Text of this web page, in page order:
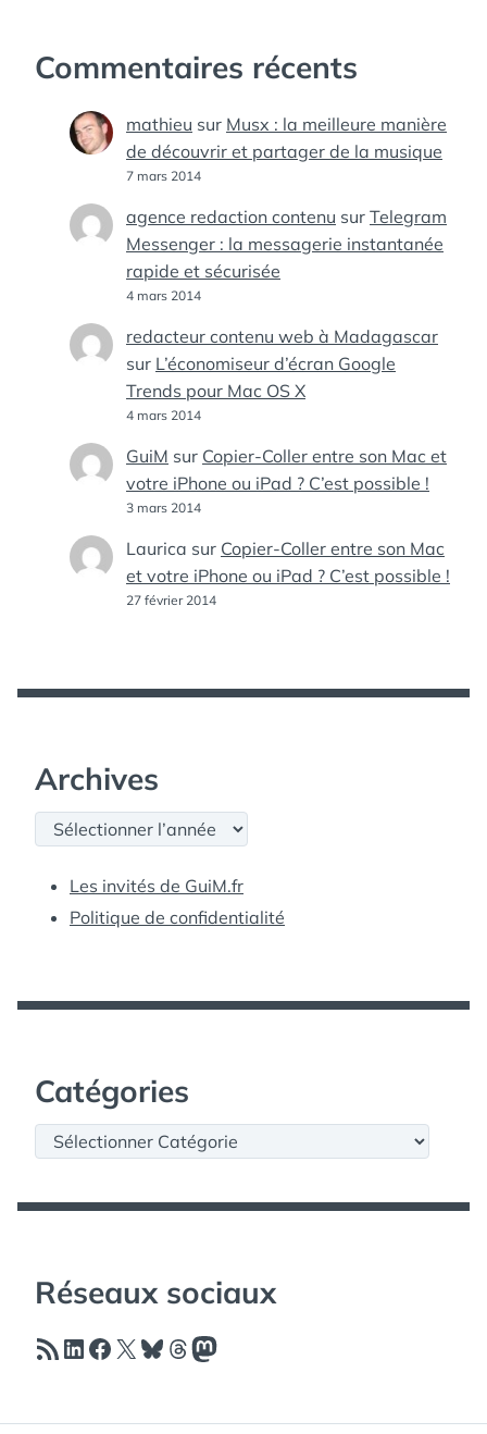
Commentaires récents
mathieu sur Musx : la meilleure manière
de découvrir et partager de la musique
7 mars 2014
agence redaction contenu sur Telegram
Messenger : la messagerie instantanée
rapide et sécurisée
4 mars 2014
redacteur contenu web à Madagascar
sur L’économiseur d’écran Google
Trends pour Mac OS X
4 mars 2014
GuiM sur Copier-Coller entre son Mac et
votre iPhone ou iPad ? C’est possible !
3 mars 2014
Laurica sur Copier-Coller entre son Mac
et votre iPhone ou iPad ? C’est possible !
27 février 2014
Archives
Archives
Les invités de GuiM.fr
Politique de confidentialité
Catégories
Catégories
Réseaux sociaux
Flux RSSLinkedIn
Facebook
X Bluesky
Threads
Mastodon